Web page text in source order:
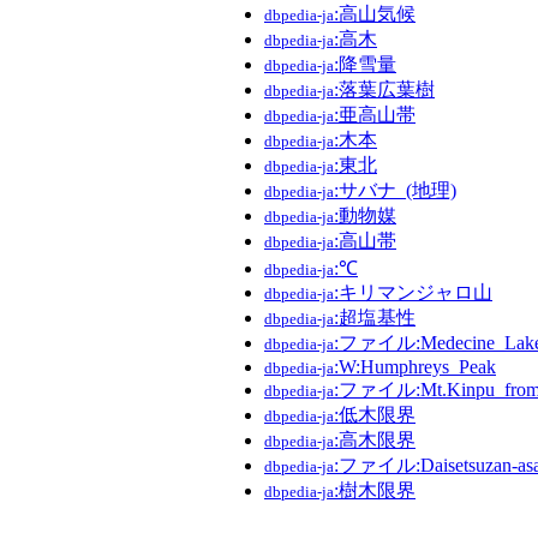
dbpedia-ja:高山気候
dbpedia-ja:高木
dbpedia-ja:降雪量
dbpedia-ja:落葉広葉樹
dbpedia-ja:亜高山帯
dbpedia-ja:木本
dbpedia-ja:東北
dbpedia-ja:サバナ_(地理)
dbpedia-ja:動物媒
dbpedia-ja:高山帯
dbpedia-ja:℃
dbpedia-ja:キリマンジャロ山
dbpedia-ja:超塩基性
dbpedia-ja:ファイル
dbpedia-ja:W:Humphreys_Peak
dbpedia-ja:ファイル
dbpedia-ja:低木限界
dbpedia-ja:高木限界
dbpedia-ja:ファイル:Daisetsuzan-
dbpedia-ja:樹木限界